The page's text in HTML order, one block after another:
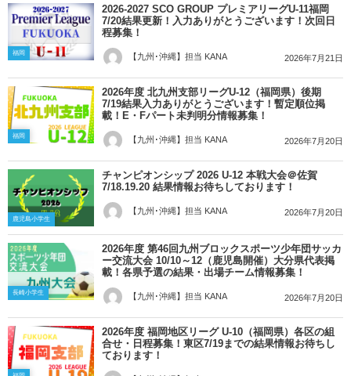
福岡
2026-2027 SCO GROUP プレミアリーグU-11福岡
7/20結果更新！入力ありがとうございます！次回日
程募集！
【九州･沖縄】担当 KANA 2026年7月21日
福岡
2026年度 北九州支部リーグU-12（福岡県）後期
7/19結果入力ありがとうございます！暫定順位掲
載！E・Fパート未判明分情報募集！
【九州･沖縄】担当 KANA 2026年7月20日
鹿児島小学生
チャンピオンシップ 2026 U-12 本戦大会＠佐賀
7/18.19.20 結果情報お待ちしております！
【九州･沖縄】担当 KANA 2026年7月20日
長崎小学生
2026年度 第46回九州ブロックスポーツ少年団サッカ
ー交流大会 10/10～12（鹿児島開催）大分県代表掲
載！各県予選の結果・出場チーム情報募集！
【九州･沖縄】担当 KANA 2026年7月20日
2026年度 福岡地区リーグ U-10（福岡県）各区の組
合せ・日程募集！東区7/19までの結果情報お待ちし
ております！